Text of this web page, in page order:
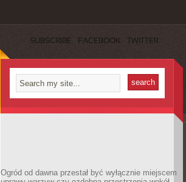
SUBSCRIBE FACEBOOK TWITTER
Ogród od dawna przestał być wyłącznie miejscem